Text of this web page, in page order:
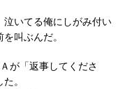
いてる俺にしがみ付い
叫ぶんだ。
が「返事してくださ
。